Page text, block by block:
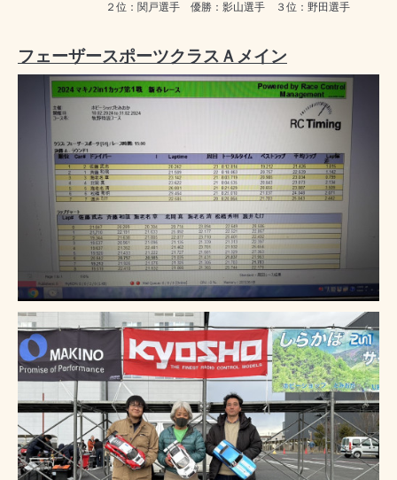
２位：関戸選手 優勝：影山選手 ３位：野田選手
フェーザースポーツクラスＡメイン